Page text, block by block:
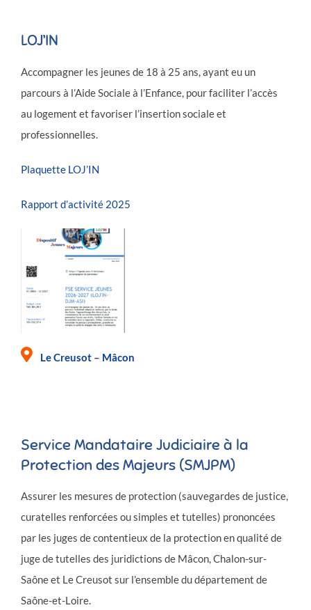
LOJ’IN
Accompagner les jeunes de 18 à 25 ans, ayant eu un
parcours à l’Aide Sociale à l’Enfance, pour faciliter l’accès
au logement et favoriser l’insertion sociale et
professionnelles.
Plaquette LOJ’IN
Rapport d’activité 2025
Le Creusot – Mâcon
Service Mandataire Judiciaire à la
Protection des Majeurs (SMJPM)
Assurer les mesures de protection (sauvegardes de justice,
curatelles renforcées ou simples et tutelles) prononcées
par les juges de contentieux de la protection en qualité de
juge de tutelles des juridictions de Mâcon, Chalon-sur-
Saône et Le Creusot sur l’ensemble du département de
Saône-et-Loire.